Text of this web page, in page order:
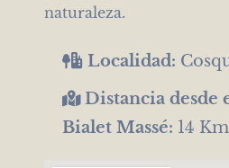
naturaleza.
Localidad:
Distancia desde
Bialet Massé: 14 Km